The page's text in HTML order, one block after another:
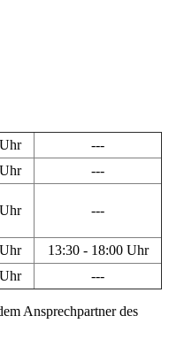
---
---
---
13:30 - 18:00 Uhr
---
Ansprechpartner des